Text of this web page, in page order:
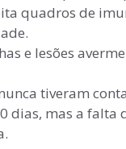
quadros de
e lesões
tiveram
dias, mas a